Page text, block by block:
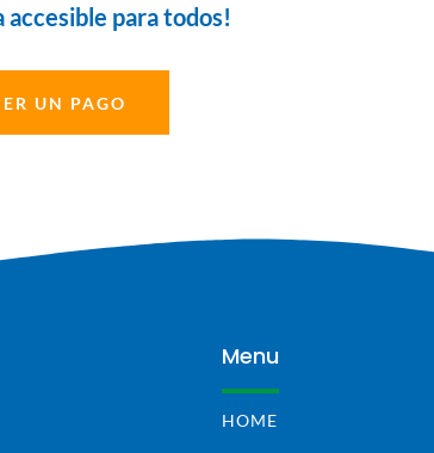
accesible para todos!
UN PAGO
Menu
HOME